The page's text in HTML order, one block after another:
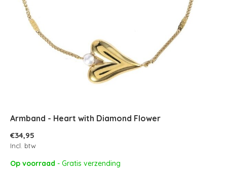
Armband - Heart with Diamond Flower
€34,95
Incl. btw
Op voorraad - Gratis verzending